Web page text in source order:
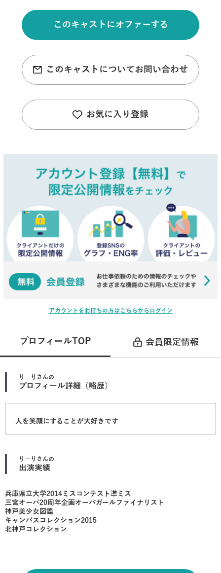
このキャストにオファーする
このキャストについてお問い合わせ
お気に入り登録
アカウントをお持ちの方はこちらからログイン
プロフィールTOP 会員限定情報
りーり さんの
プロフィール詳細（略歴）
人を笑顔にすることが大好きです
りーり さんの
出演実績
兵庫県立大学2014ミスコンテスト準ミス
三宮オーパ20周年企画オーパガールファイナリスト
神戸美少女図鑑
キャンパスコレクション2015
北神戸コレクション